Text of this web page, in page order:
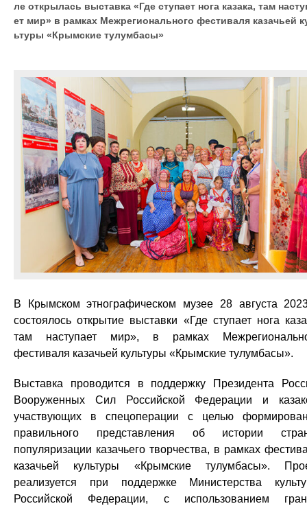
ле открылась выставка «Где ступает нога казака, там
ет мир» в рамках Межрегионального фестиваля казачьей
ьтуры «Крымские тулумбасы»
В Крымском этнографическом музее 28 августа
состоялось открытие выставки «Где ступает нога
там наступает мир», в рамках
фестиваля казачьей культуры «Крымские тулумбасы».
Выставка проводится в поддержку Президента
Вооруженных Сил Российской Федерации и
участвующих в спецоперации с целью
правильного представления об истории
популяризации казачьего творчества, в рамках
казачьей культуры «Крымские тулумбасы».
реализуется при поддержке Министерства
Российской Федерации, с использованием